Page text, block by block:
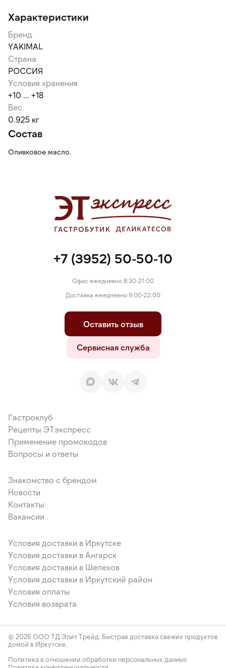
Характеристики
Бренд
YAKIMAL
Страна
РОССИЯ
Условия хранения
+10 ... +18
Вес
0.925 кг
Состав
Оливковое масло.
+7 (3952) 50-50-10
Офис ежедневно 8:30-21:00
Доставка ежедневно 9:00-22:00
Оставить отзыв
Сервисная служба
Гастроклуб
Рецепты ЭТэкспресс
Применение промокодов
Вопросы и ответы
Знакомство с брендом
Новости
Контакты
Вакансии
Условия доставки в Иркутске
Условия доставки в Ангарск
Условия доставки в Шелехов
Условия доставки в Иркутский район
Условия оплаты
Условия возврата
© 2026 ООО ТД Элит Трейд. Быстрая доставка свежих продуктов
домой в Иркутске.
Политика в отношении обработки персональных данных